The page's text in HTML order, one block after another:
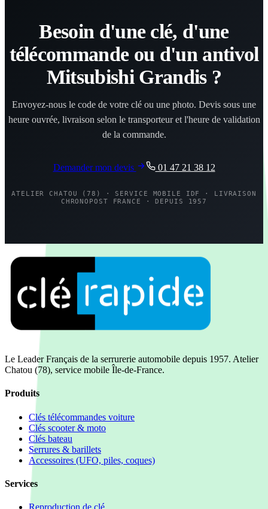
Besoin d'une clé, d'une
télécommande ou d'un antivol
Mitsubishi Grandis ?
Envoyez-nous le code de votre clé ou une photo. Devis sous une
heure ouvrée, livraison selon le transporteur et l'heure de validation
de la commande.
Demander mon devis 01 47 21 38 12
ATELIER CHATOU (78) · SERVICE MOBILE IDF · LIVRAISON
CHRONOPOST FRANCE · DEPUIS 1957
Le Leader Français de la serrurerie automobile depuis 1957. Atelier
Chatou (78), service mobile Île-de-France.
Produits
Clés télécommandes voiture
Clés scooter & moto
Clés bateau
Serrures & barillets
Accessoires (UFO, piles, coques)
Services
Reproduction de clé